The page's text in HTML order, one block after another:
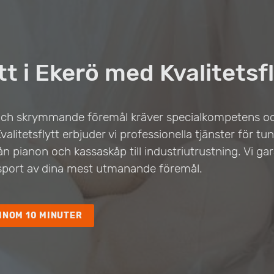
i Ekerö med
skrymmande föremål kräver specialkompetens
erbjuder vi professionella tjänster för
pianon och kassaskåp till industriutrustning. Vi
av dina mest utmanande föremål.
10 MINUTER